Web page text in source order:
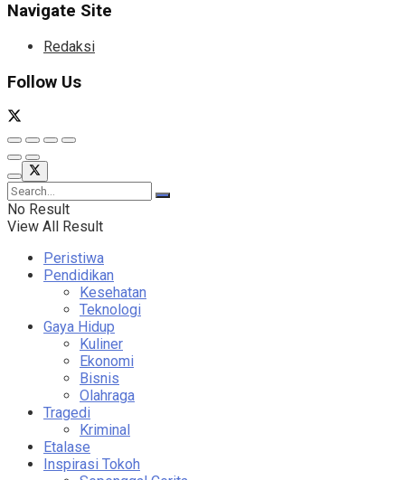
Navigate Site
Redaksi
Follow Us
No Result
View All Result
Peristiwa
Pendidikan
Kesehatan
Teknologi
Gaya Hidup
Kuliner
Ekonomi
Bisnis
Olahraga
Tragedi
Kriminal
Etalase
Inspirasi Tokoh